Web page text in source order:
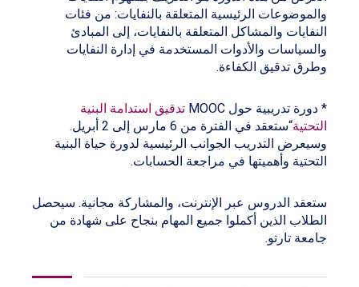
والموضوعات الرئيسية المتعلقة بالنفايات: من فئات
النفايات والمشاكل المتعلقة بالنفايات، إلى المبادئ
والسياسات والأدوات المستخدمة في إدارة النفايات
وطرق تدقيق الكفاءة.
* دورة تدريبية حول MOOC
تدقيق استدامة البنية
التحتية
“ستعقد في الفترة من 6 مارس إلى 2 أبريل.
وسيعرض التدريب الجوانب الرئيسية لدورة حياة البنية
التحتية وأهميتها في مراجعة الحسابات.
ستعقد الدروس عبر الإنترنت، والمشاركة مجانية. سيحصل
الطلاب الذين أكملوا جميع المهام بنجاح على شهادة من
جامعة تارتو.